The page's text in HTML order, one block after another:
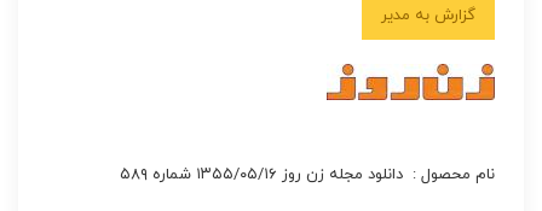
گزارش به مدیر
نام محصول : دانلود مجله زن روز ۱۳۵۵/۰۵/۱۶ شماره ۵۸۹